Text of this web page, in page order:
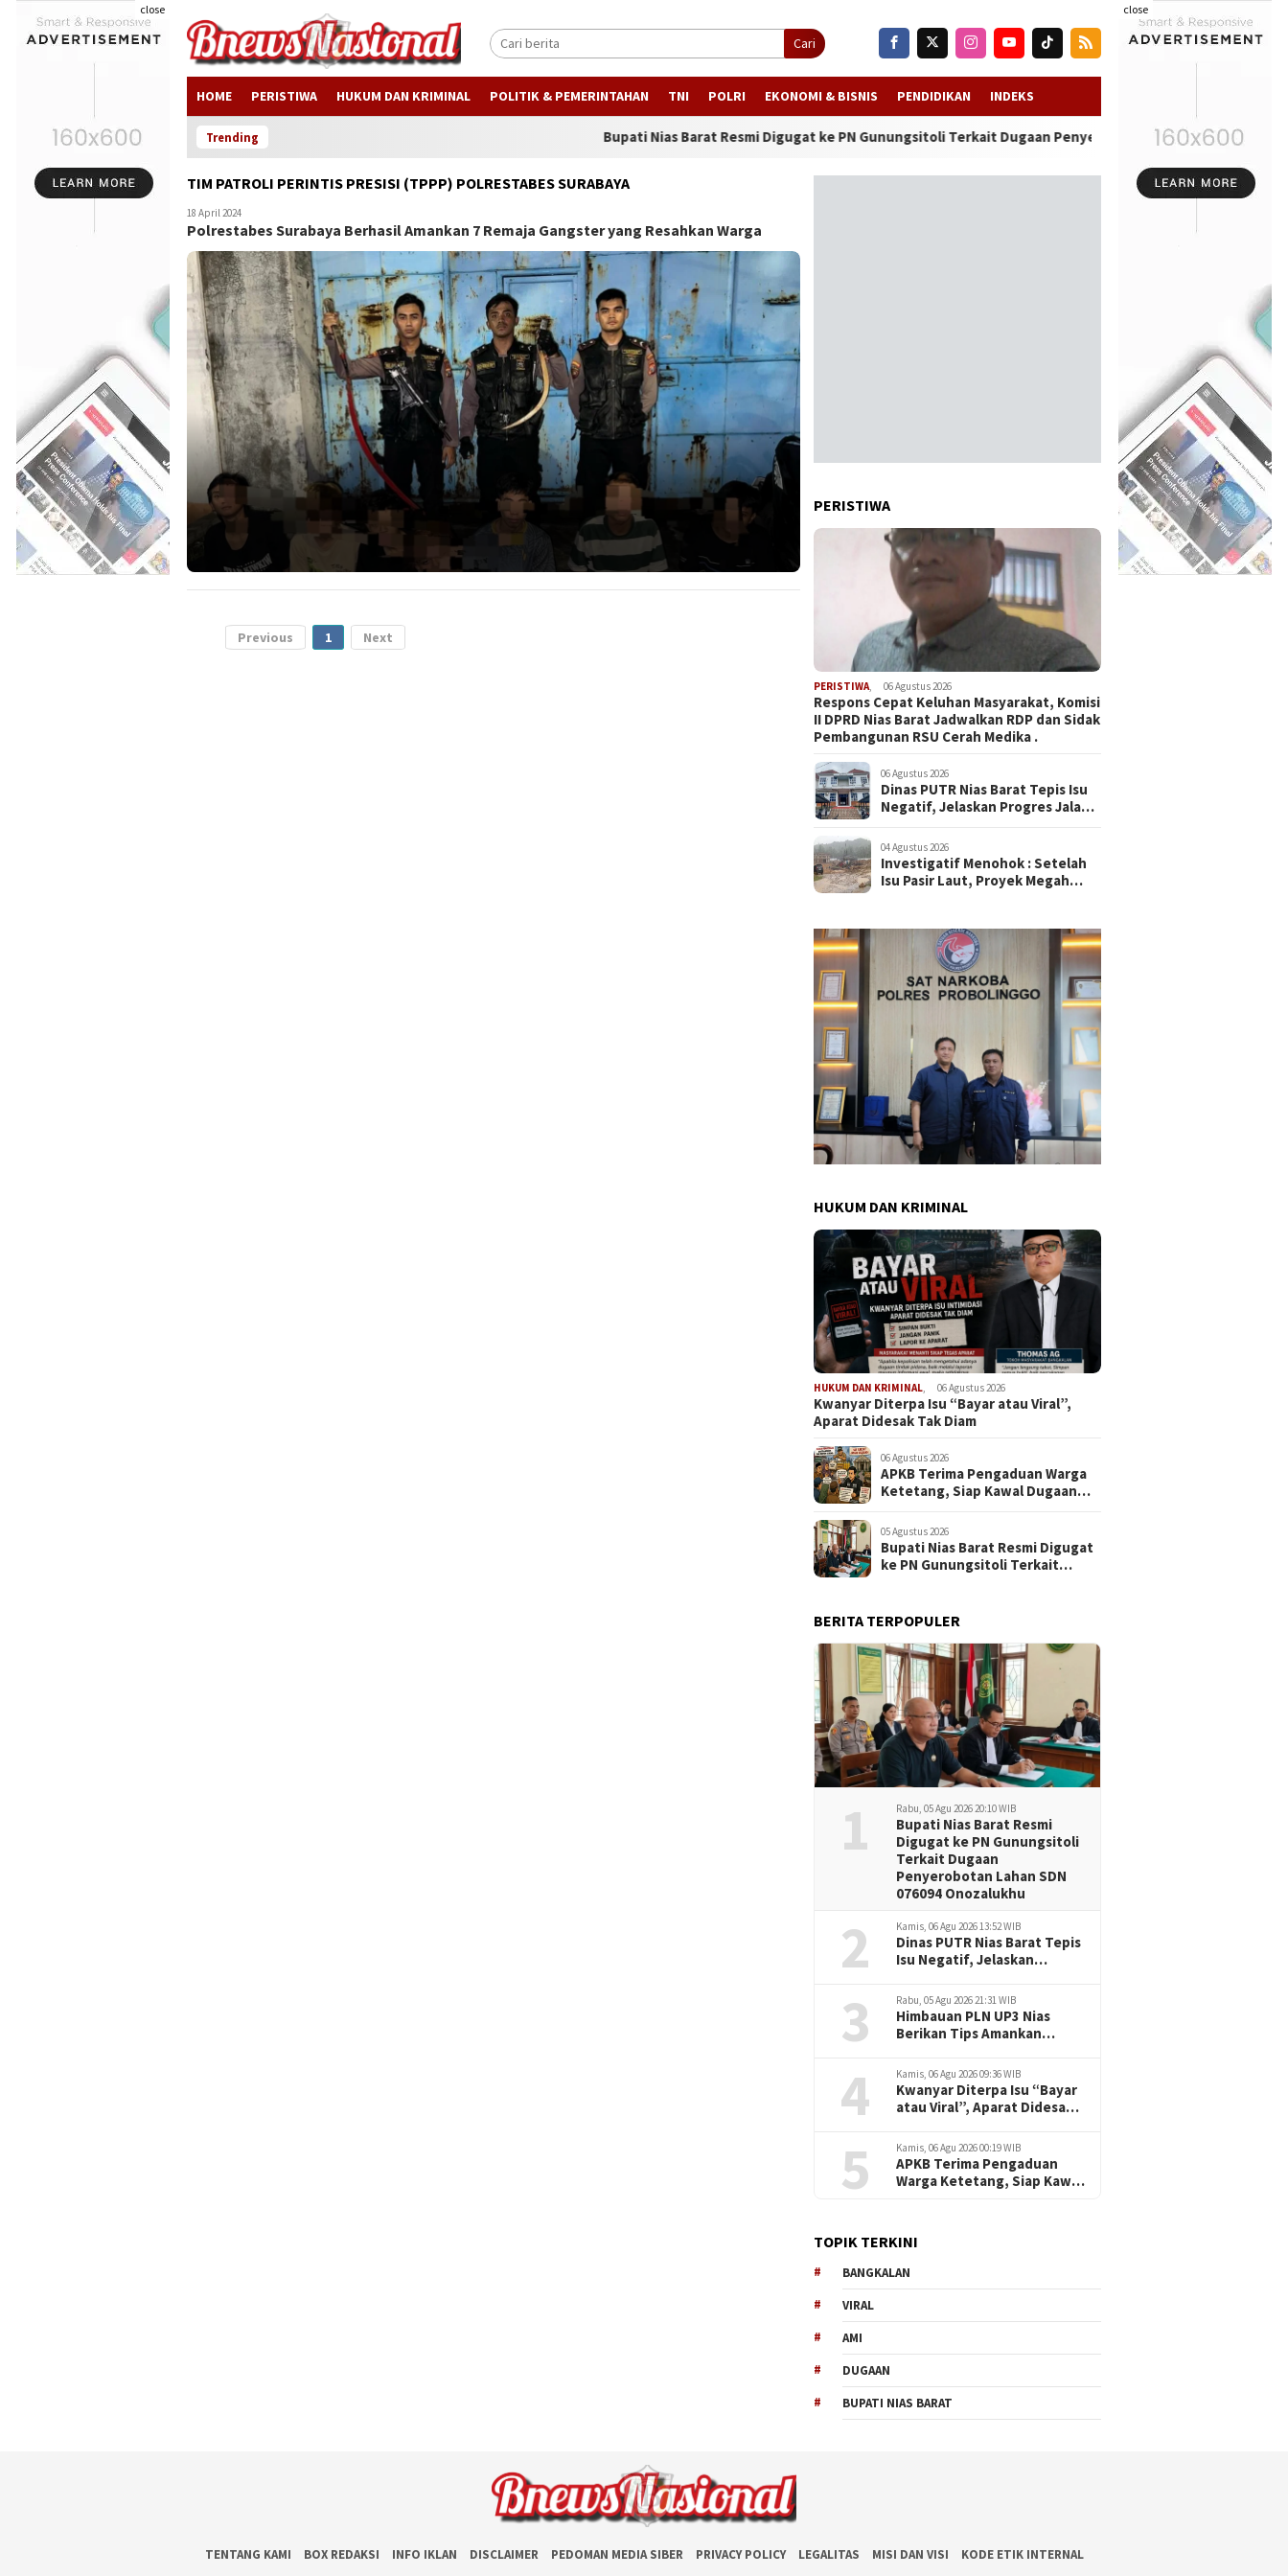
close close
Cari
HOME PERISTIWA HUKUM DAN KRIMINAL POLITIK & PEMERINTAHAN TNI POLRI EKONOMI & BISNIS PENDIDIKAN INDEKS
Trending Bupati Nias Barat Resmi Digugat ke PN Gunungsitoli Terkait Dugaan Penyerobotan Lahan SDN 076094 Onozalukhu
TIM PATROLI PERINTIS PRESISI (TPPP) POLRESTABES SURABAYA
18 April 2024
Polrestabes Surabaya Berhasil Amankan 7 Remaja Gangster yang Resahkan Warga
Previous 1 Next
PERISTIWA
PERISTIWA 06 Agustus 2026
Respons Cepat Keluhan Masyarakat, Komisi
II DPRD Nias Barat Jadwalkan RDP dan Sidak
Pembangunan RSU Cerah Medika .
06 Agustus 2026
Dinas PUTR Nias Barat Tepis Isu
Negatif, Jelaskan Progres Jalan
04 Agustus 2026
Investigatif Menohok : Setelah
Isu Pasir Laut, Proyek Megah
Hujan
HUKUM DAN KRIMINAL
HUKUM DAN KRIMINAL, 06 Agustus 2026
Kwanyar Diterpa Isu “Bayar atau Viral”,
Aparat Didesak Tak Diam
06 Agustus 2026
APKB Terima Pengaduan Warga
Ketetang, Siap Kawal Dugaan
Jalur Hukum
05 Agustus 2026
Bupati Nias Barat Resmi Digugat
ke PN Gunungsitoli Terkait
BERITA TERPOPULER
1 Rabu, 05 Agu 2026 20:10 WIB
Bupati Nias Barat Resmi
Digugat ke PN Gunungsitoli
Terkait Dugaan
Penyerobotan Lahan SDN
076094 Onozalukhu
2 Kamis, 06 Agu 2026 13:52 WIB
Dinas PUTR Nias Barat Tepis
Isu Negatif, Jelaskan
Medsos
3 Rabu, 05 Agu 2026 21:31 WIB
Himbauan PLN UP3 Nias
Berikan Tips Amankan
Hujan
4 Kamis, 06 Agu 2026 09:36 WIB
Kwanyar Diterpa Isu “Bayar
atau Viral”, Aparat Didesak
5 Kamis, 06 Agu 2026 00:19 WIB
APKB Terima Pengaduan
Warga Ketetang, Siap Kawal
TOPIK TERKINI
BANGKALAN
VIRAL
AMI
DUGAAN
BUPATI NIAS BARAT
TENTANG KAMI BOX REDAKSI INFO IKLAN DISCLAIMER PEDOMAN MEDIA SIBER PRIVACY POLICY LEGALITAS MISI DAN VISI
KODE ETIK INTERNAL